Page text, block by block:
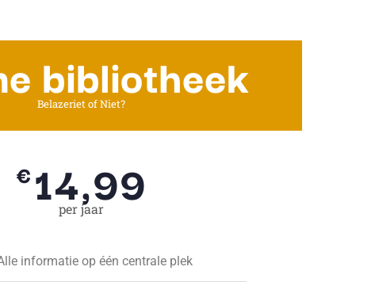
bibliotheek
Belazeriet of Niet?
€14,99
per jaar
informatie op één centrale plek